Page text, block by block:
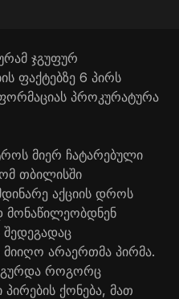
ჯგუფურ
ფაქტებზე 6 პირს
პროკურატურა
მიერ ჩატარებული
თბილისში
აქციის დროს
მონაწილეობდნენ
არაერთმა პირმა.
როგორც
ქონება, მათ